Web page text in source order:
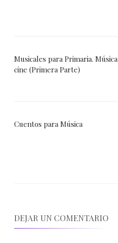
Musicales para Primaria.
cine (Primera Parte)
Cuentos para Música
DEJAR UN COMENTARIO